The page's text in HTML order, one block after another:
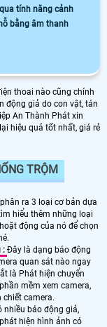
tính năng cảnh
bằng âm thanh
thoai nào cũng chính
động giả do con vật, tán
An Thành Phát xin
hiệu quả tốt nhất, giá rẻ
TRỘM
ra 3 loại cơ bản dựa
hiểu thêm những loại
động của nó để chọn
: Đây là dạng báo động
quan sát nào ngay
là Phát hiện chuyển
mềm xem camera,
camera.
nhiều báo động giả,
hiện hình ảnh có